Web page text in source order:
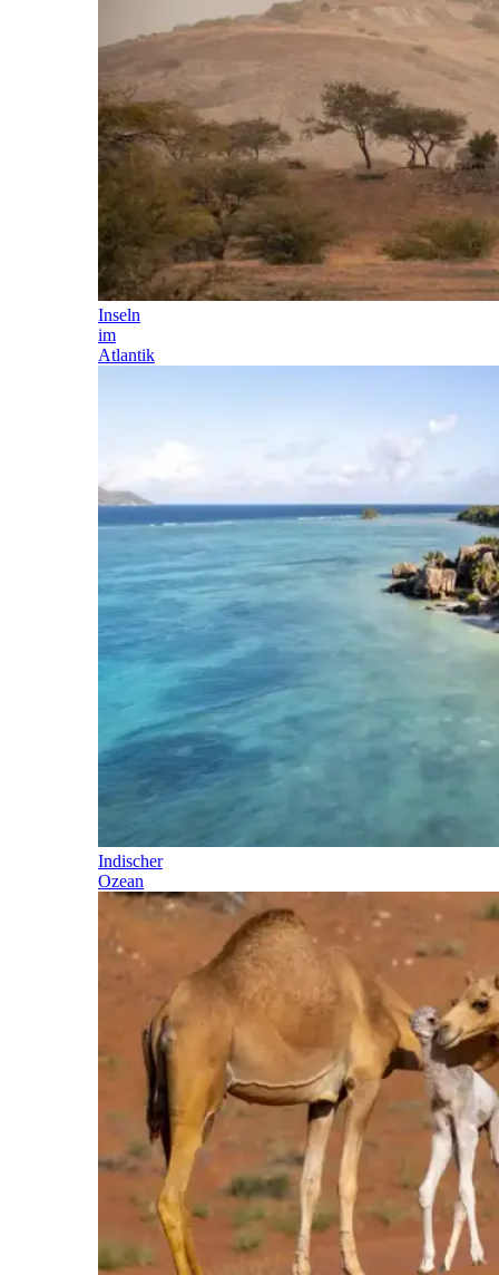
Inseln
im
Atlantik
Indischer
Ozean